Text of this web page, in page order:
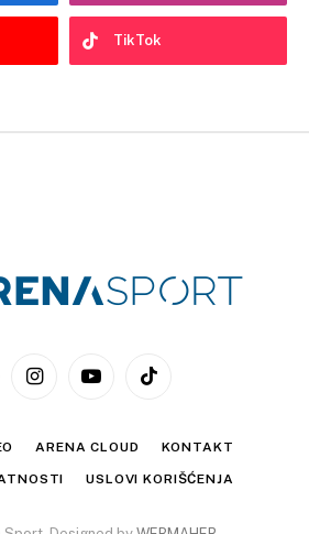
TikTok
InstagramYouTubeTikTok
ARENA CLOUD KONTAKT
USLOVI KORIŠĆENJA